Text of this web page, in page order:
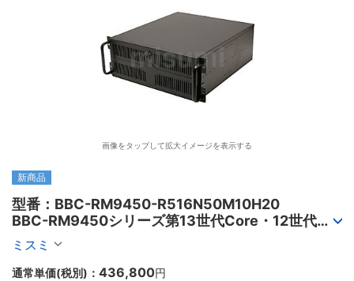
画像をタップして拡大イメージを表示する
新商品
型番：BBC-RM9450-R516N50M10H20
BBC-RM9450シリーズ第13世代Core・12世代
Celeron対応ラックマウント4PCIe
ミスミ
通常単価(税別)： 436,800円